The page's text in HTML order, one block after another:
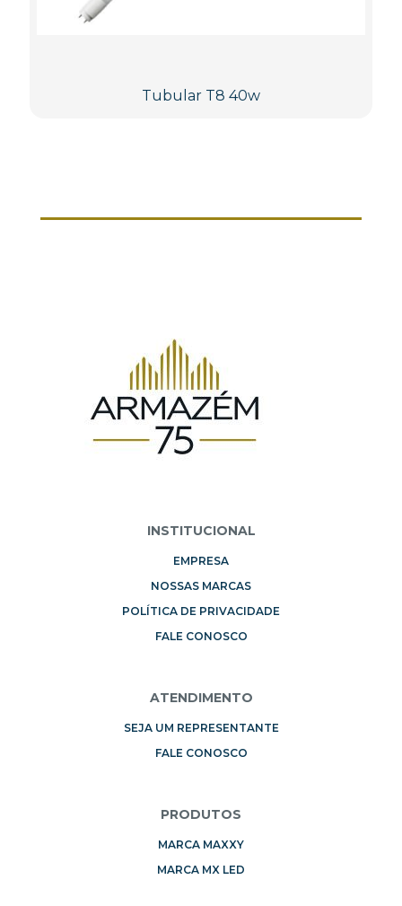
Tubular T8 40w
INSTITUCIONAL
EMPRESA
NOSSAS MARCAS
POLÍTICA DE PRIVACIDADE
FALE CONOSCO
ATENDIMENTO
SEJA UM REPRESENTANTE
FALE CONOSCO
PRODUTOS
MARCA MAXXY
MARCA MX LED